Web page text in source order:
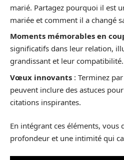
marié. Partagez pourquoi il est
mariée et comment il a changé
Moments mémorables en
significatifs dans leur relation,
grandissant et leur compatibilité.
Vœux innovants : Terminez
peuvent inclure des astuces
citations inspirantes.
En intégrant ces éléments, vous
profondeur et une intimité qui